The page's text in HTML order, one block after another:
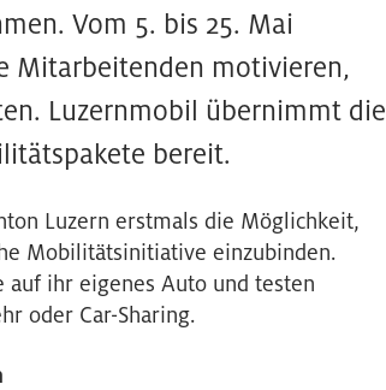
Vom 5. bis 25. Mai
Mitarbeitenden motivieren,
Luzernmobil übernimmt die
bereit.
Luzern erstmals die Möglichkeit,
Mobilitätsinitiative einzubinden.
auf ihr eigenes Auto und testen
oder Car-Sharing.